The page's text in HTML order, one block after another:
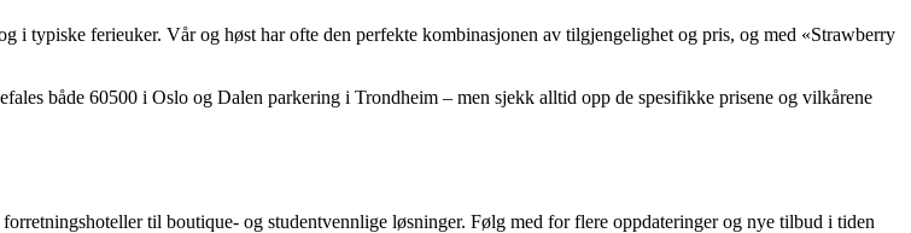
i typiske ferieuker. Vår og høst har ofte den perfekte kombinasjonen av tilgjengelighet og pris, og med «Strawberry
både 60500 i Oslo og Dalen parkering i Trondheim – men sjekk alltid opp de spesifikke prisene og vilkårene
til boutique- og studentvennlige løsninger. Følg med for flere oppdateringer og nye tilbud i tiden